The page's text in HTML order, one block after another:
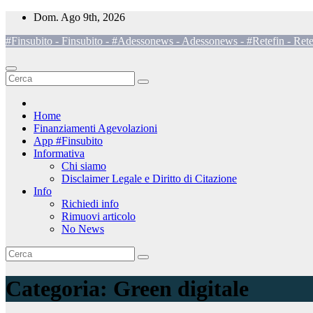
Salta
contenuto
Dom. Ago 9th, 2026
#Finsubito - Finsubito - #Adessonews - Adessonews - #Retefin -
Home
Finanziamenti Agevolazioni
App #Finsubito
Informativa
Chi siamo
Disclaimer Legale e Diritto di Citazione
Info
Richiedi info
Rimuovi articolo
No News
Categoria: Green digitale